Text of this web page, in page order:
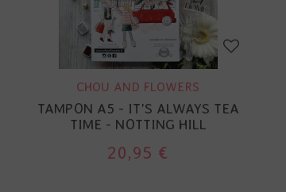
CHOU AND FLOWERS
TAMPON A5 - IT'S ALWAYS TEA
TIME - NOTTING HILL
20,95 €